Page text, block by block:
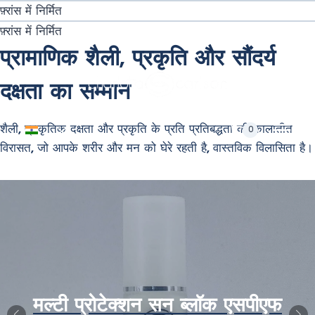
सामग्री
पर
चाइल्ड
मेनू
0
फ़्रांस में निर्मित
फ़्रांस में निर्मित
प्रामाणिक शैली, प्रकृति और सौंदर्य
दक्षता का सम्मान
शैली, प्राकृतिक दक्षता और प्रकृति के प्रति प्रतिबद्धता की कालातीत
विरासत, जो आपके शरीर और मन को घेरे रहती है, वास्तविक विलासिता है।
मल्टी प्रोटेक्शन सन ब्लॉक एसपीएफ